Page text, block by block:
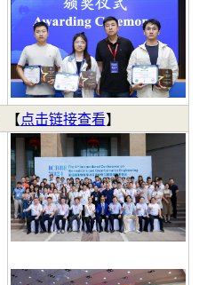
【点击链接查看】